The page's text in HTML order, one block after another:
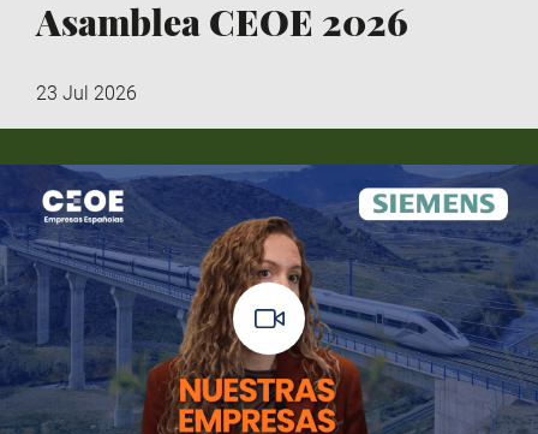
Asamblea CEOE 2026
23 Jul 2026